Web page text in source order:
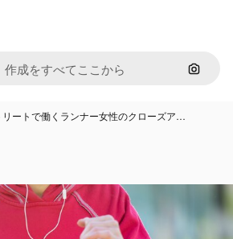
画像で
リートで働くランナー女性のクローズア…